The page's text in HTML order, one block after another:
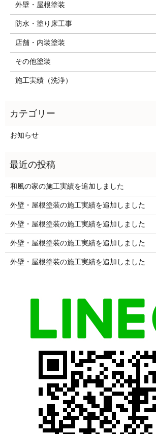
外壁・屋根塗装
防水・塗り床工事
店舗・内装塗装
その他塗装
施工実績（洗浄）
お知らせ
和風の家の施工実績を追加しました
外壁・屋根塗装の施工実績を追加しました
外壁・屋根塗装の施工実績を追加しました
外壁・屋根塗装の施工実績を追加しました
外壁・屋根塗装の施工実績を追加しました